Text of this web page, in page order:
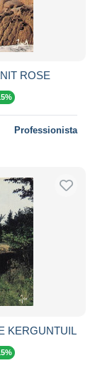
ROSE
Professionista
KERGUNTUIL